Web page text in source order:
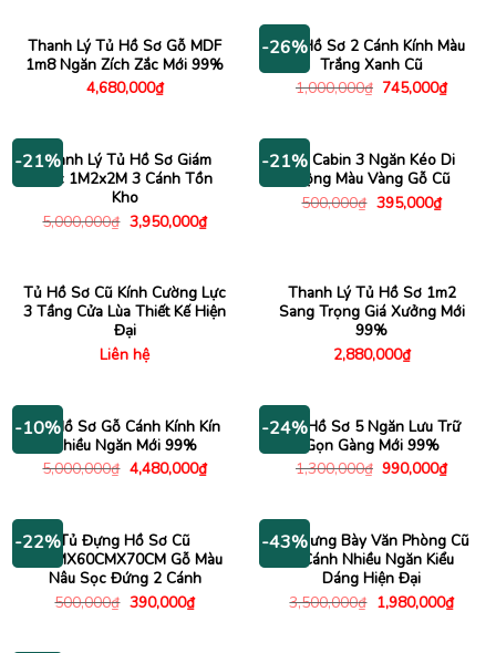
590,000₫.
Thanh Lý Tủ Hồ Sơ Gỗ MDF
1m8 Ngăn Zích Zắc Mới 99%
4,680,000₫
-26%
Tủ Hồ Sơ 2 Cánh Kính Màu
Trắng Xanh Cũ
1,000,000₫ Giá
745,000₫Giá
hiện
-21%Thanh Lý Tủ Hồ Sơ Giám
Đốc 1M2x2M 3 Cánh Tồn
Kho
5,000,000₫ Giá
gốc
3,950,000₫Giá
hiện
-21%Tủ Cabin 3 Ngăn Kéo Di
Động Màu Vàng Gỗ Cũ
500,000₫ Giá
395,000₫Giá
hiện
Tủ Hồ Sơ Cũ Kính Cường Lực
3 Tầng Cửa Lùa Thiết Kế Hiện
Đại
Liên hệ
Thanh Lý Tủ Hồ Sơ 1m2
Sang Trọng Giá Xưởng Mới
99%
2,880,000₫
-10%
Tủ Hồ Sơ Gỗ Cánh Kính Kín
Nhiều Ngăn Mới 99%
5,000,000₫ Giá
gốc
4,480,000₫Giá
hiện
4,480,000₫.
-24%Tủ Hồ Sơ 5 Ngăn Lưu Trữ
Gọn Gàng Mới 99%
1,300,000₫ Giá
990,000₫Giá
hiện
-22%Tủ Đựng Hồ Sơ Cũ
50CMX60CMX70CM Gỗ Màu
Nâu Sọc Đứng 2 Cánh
500,000₫ Giá
390,000₫Giá
hiện
-43%
Kệ Trưng Bày Văn Phòng Cũ
3 Cánh Nhiều Ngăn Kiểu
Dáng Hiện Đại
3,500,000₫ Giá
gốc
1,980,000₫Giá
hiện